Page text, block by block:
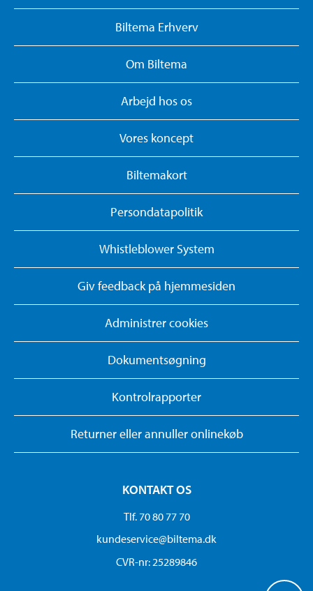
Biltema Erhverv
Om Biltema
Arbejd hos os
Vores koncept
Biltemakort
Persondatapolitik
Whistleblower System
Giv feedback på hjemmesiden
Administrer cookies
Dokumentsøgning
Kontrolrapporter
Returner eller annuller onlinekøb
KONTAKT OS
Tlf. 70 80 77 70
kundeservice@biltema.dk
CVR-nr: 25289846